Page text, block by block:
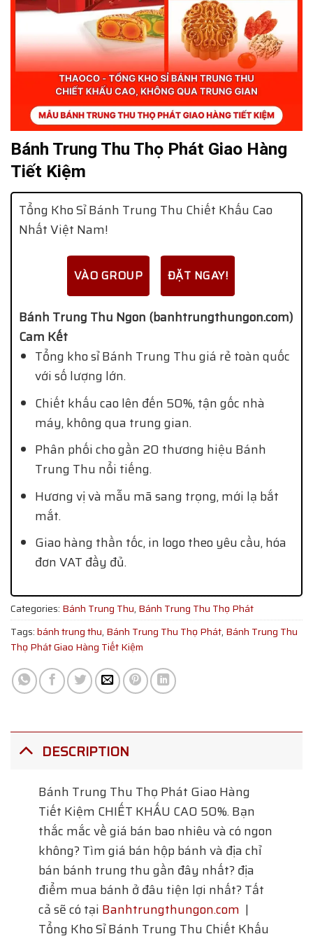
Bánh Trung Thu Thọ Phát Giao Hàng
Tiết Kiệm
Tổng Kho Sỉ Bánh Trung Thu Chiết Khấu Cao
Nhất Việt Nam!
VÀO GROUP ĐẶT NGAY!
Bánh Trung Thu Ngon (banhtrungthungon.com)
Cam Kết
Tổng kho sỉ Bánh Trung Thu giá rẻ toàn quốc
với số lượng lớn.
Chiết khấu cao lên đến 50%, tận gốc nhà
máy, không qua trung gian.
Phân phối cho gần 20 thương hiệu Bánh
Trung Thu nổi tiếng.
Hương vị và mẫu mã sang trọng, mới lạ bắt
mắt.
Giao hàng thần tốc, in logo theo yêu cầu, hóa
đơn VAT đầy đủ.
Categories: Bánh Trung Thu, Bánh Trung Thu Thọ Phát
Tags:bánh trung thu, Bánh Trung Thu Thọ Phát, Bánh Trung Thu
Thọ Phát Giao Hàng Tiết Kiệm
DESCRIPTION
Bánh Trung Thu Thọ Phát Giao Hàng
Tiết Kiệm CHIẾT KHẤU CAO 50%. Bạn
thắc mắc về giá bán bao nhiêu và có ngon
không? Tìm giá bán hộp bánh và địa chỉ
bán bánh trung thu gần đây nhất? địa
điểm mua bánh ở đâu tiện lợi nhất? Tất
cả sẽ có tại Banhtrungthungon.com |
Tổng Kho Sỉ Bánh Trung Thu Chiết Khấu